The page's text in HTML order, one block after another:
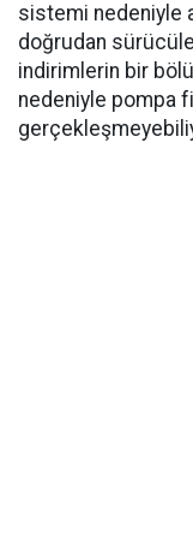
sistemi nedeniyle
doğrudan
indirimlerin bir
nedeniyle pompa